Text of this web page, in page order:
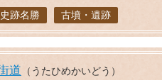
史跡名勝 古墳・遺跡
道 （うたひめかいどう）